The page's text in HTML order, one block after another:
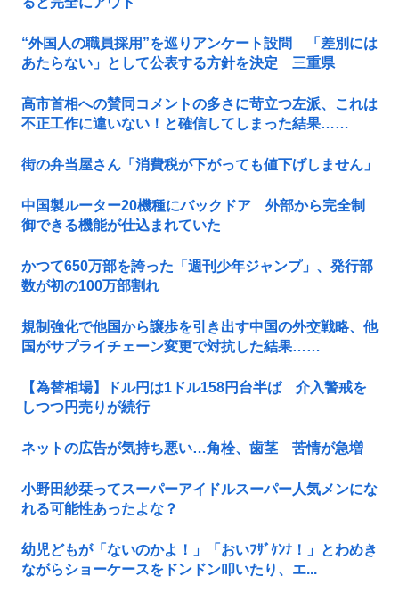
“外国人の職員採用”を巡りアンケート設問 「差別には
あたらない」として公表する方針を決定 三重県
高市首相への賛同コメントの多さに苛立つ左派、これは
不正工作に違いない！と確信してしまった結果……
街の弁当屋さん「消費税が下がっても値下げしません」
中国製ルーター20機種にバックドア 外部から完全制
御できる機能が仕込まれていた
かつて650万部を誇った「週刊少年ジャンプ」、発行部
数が初の100万部割れ
規制強化で他国から譲歩を引き出す中国の外交戦略、他
国がサプライチェーン変更で対抗した結果……
【為替相場】ドル円は1ドル158円台半ば 介入警戒を
しつつ円売りが続行
ネットの広告が気持ち悪い…角栓、歯茎 苦情が急増
小野田紗栞ってスーパーアイドルスーパー人気メンにな
れる可能性あったよな？
幼児どもが「ないのかよ！」「おいﾌｻﾞｹﾝﾅ！」とわめき
ながらショーケースをドンドン叩いたり、エ...